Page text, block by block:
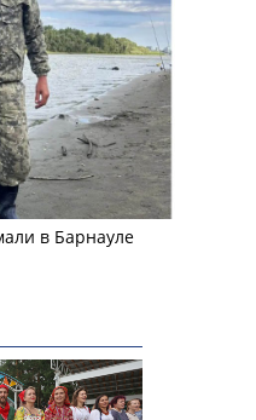
в Барнауле